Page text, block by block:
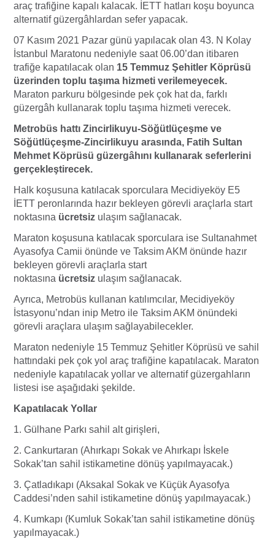
araç trafiğine kapalı kalacak. İETT hatları koşu boyunca
alternatif güzergâhlardan sefer yapacak.
07 Kasım 2021 Pazar günü yapılacak olan 43. N Kolay
İstanbul Maratonu nedeniyle saat 06.00’dan itibaren
trafiğe kapatılacak olan 15 Temmuz Şehitler Köprüsü
üzerinden toplu taşıma hizmeti verilemeyecek.
Maraton parkuru bölgesinde pek çok hat da, farklı
güzergâh kullanarak toplu taşıma hizmeti verecek.
Metrobüs hattı Zincirlikuyu-Söğütlüçeşme ve
Söğütlüçeşme-Zincirlikuyu arasında, Fatih Sultan
Mehmet Köprüsü güzergâhını kullanarak seferlerini
gerçekleştirecek.
Halk koşusuna katılacak sporculara Mecidiyeköy E5
İETT peronlarında hazır bekleyen görevli araçlarla start
noktasına ücretsiz ulaşım sağlanacak.
Maraton koşusuna katılacak sporculara ise Sultanahmet
Ayasofya Camii önünde ve Taksim AKM önünde hazır
bekleyen görevli araçlarla start
noktasına ücretsiz ulaşım sağlanacak.
Ayrıca, Metrobüs kullanan katılımcılar, Mecidiyeköy
İstasyonu’ndan inip Metro ile Taksim AKM önündeki
görevli araçlara ulaşım sağlayabilecekler.
Maraton nedeniyle 15 Temmuz Şehitler Köprüsü ve sahil
hattındaki pek çok yol araç trafiğine kapatılacak. Maraton
nedeniyle kapatılacak yollar ve alternatif güzergahların
listesi ise aşağıdaki şekilde.
Kapatılacak Yollar
1. Gülhane Parkı sahil alt girişleri,
2. Cankurtaran (Ahırkapı Sokak ve Ahırkapı İskele
Sokak’tan sahil istikametine dönüş yapılmayacak.)
3. Çatladıkapı (Aksakal Sokak ve Küçük Ayasofya
Caddesi’nden sahil istikametine dönüş yapılmayacak.)
4. Kumkapı (Kumluk Sokak’tan sahil istikametine dönüş
yapılmayacak.)